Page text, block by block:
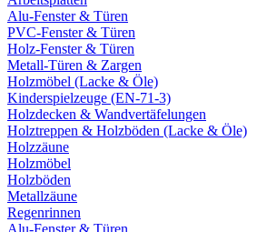
Alu-Fenster & Türen
PVC-Fenster & Türen
Holz-Fenster & Türen
Metall-Türen & Zargen
Holzmöbel (Lacke & Öle)
Kinderspielzeuge (EN-71-3)
Holzdecken & Wandvertäfelungen
Holztreppen & Holzböden (Lacke & Öle)
Holzzäune
Holzmöbel
Holzböden
Metallzäune
Regenrinnen
Alu-Fenster & Türen